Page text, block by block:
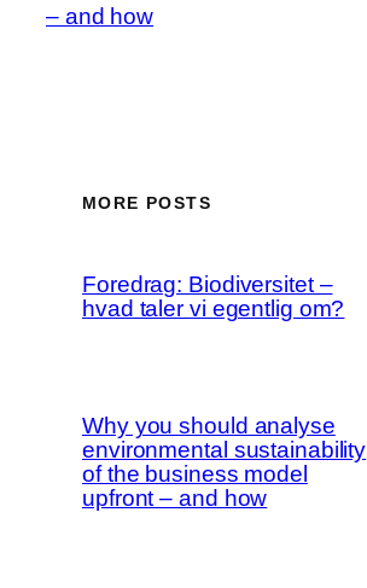
– and how
MORE POSTS
Foredrag: Biodiversitet –
hvad taler vi egentlig om?
Why you should analyse
environmental sustainability
of the business model
upfront – and how